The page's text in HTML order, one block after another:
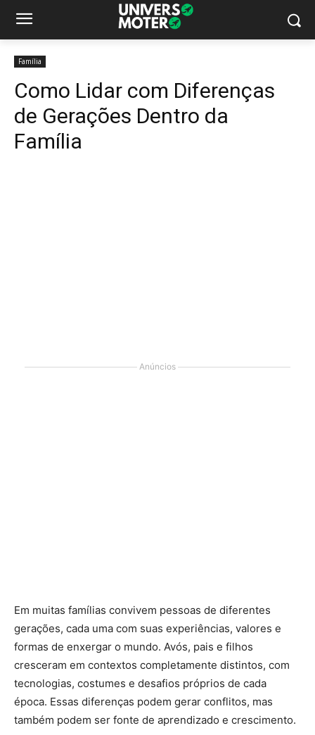
Família
Como Lidar com Diferenças
de Gerações Dentro da
Família
Anúncios
Em muitas famílias convivem pessoas de diferentes
gerações, cada uma com suas experiências, valores e
formas de enxergar o mundo. Avós, pais e filhos
cresceram em contextos completamente distintos, com
tecnologias, costumes e desafios próprios de cada
época. Essas diferenças podem gerar conflitos, mas
também podem ser fonte de aprendizado e crescimento.